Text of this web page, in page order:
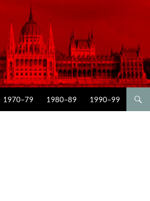
1970–79 1980–89 1990–99